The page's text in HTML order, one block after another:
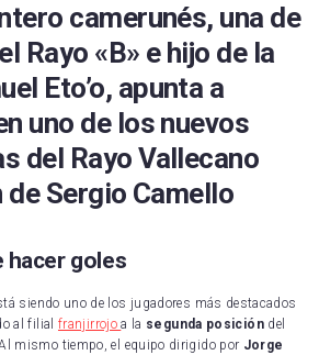
RCD Mallorca
Real Valladolid
RCD Espanyol
Sevilla FC
camerunés, una de
Rayo «B» e hijo de la
Eto’o, apunta a
uno de los nuevos
del Rayo Vallecano
Sergio Camello
hacer goles
siendo uno de los jugadores más destacados
al filial franjirrojoa la segunda posicióndel
mismo tiempo, el equipo dirigido por Jorge